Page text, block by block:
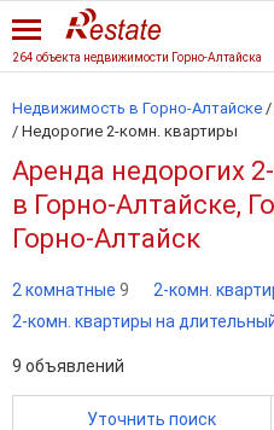
264 объекта недвижимости Горно-Алтайска
Недвижимость в Горно-Алтайске /
/ Недорогие 2-комн. квартиры
Аренда недорогих
в Горно-Алтайске,
Горно-Алтайск
2 комнатные 9 2-комн.
2-комн. квартиры на
9 объявлений
Уточнить поиск